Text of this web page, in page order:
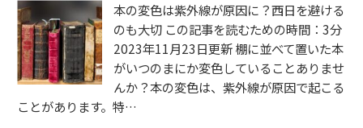
本の変色は紫外線が原因に？西日を避ける
のも大切 この記事を読むための時間：3分
2023年11月23日更新 棚に並べて置いた本
がいつのまにか変色していることありませ
んか？本の変色は、紫外線が原因で起こる
ことがあります。特…